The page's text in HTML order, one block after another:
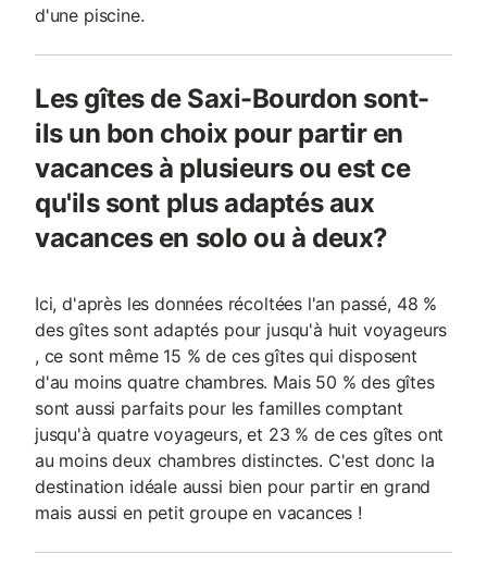
d'une piscine.
Les gîtes de Saxi-Bourdon sont-
ils un bon choix pour partir en
vacances à plusieurs ou est ce
qu'ils sont plus adaptés aux
vacances en solo ou à deux?
Ici, d'après les données récoltées l'an passé, 48 %
des gîtes sont adaptés pour jusqu'à huit voyageurs
, ce sont même 15 % de ces gîtes qui disposent
d'au moins quatre chambres. Mais 50 % des gîtes
sont aussi parfaits pour les familles comptant
jusqu'à quatre voyageurs, et 23 % de ces gîtes ont
au moins deux chambres distinctes. C'est donc la
destination idéale aussi bien pour partir en grand
mais aussi en petit groupe en vacances !